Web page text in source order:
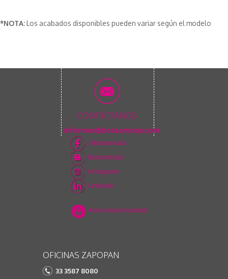
*NOTA:Los acabados disponibles pueden variar según el modelo
CONTÁCTANOS
informes@botaomoda.com
/Botaomoda
Botaomoda
Instagram
Linkedin
Aviso de privacidad
OFICINAS ZAPOPAN
33 3587 8080